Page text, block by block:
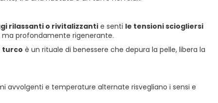
avvolgenti e temperature alternate risvegliano i sensi e
turco è un rituale di benessere che depura la pelle, libera la
rilassanti o rivitalizzanti e senti le tensioni sciogliersi
ma profondamente rigenerante.